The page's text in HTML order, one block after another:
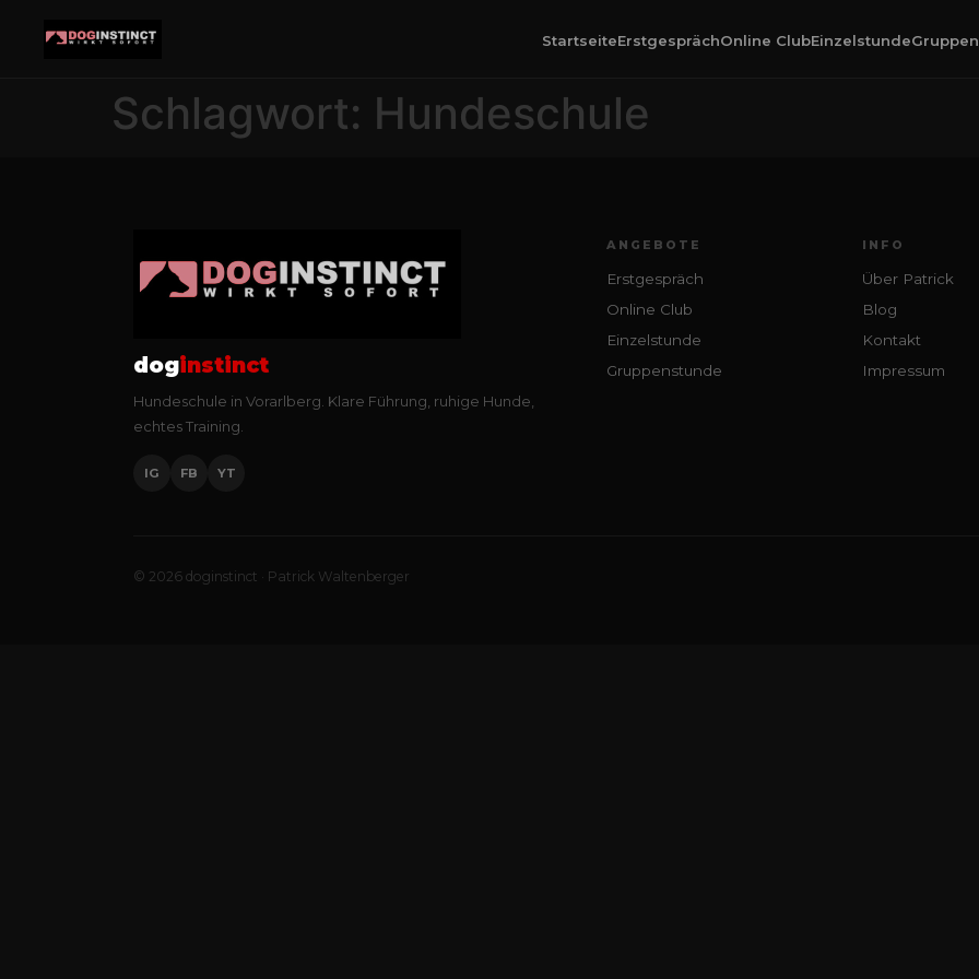
StartseiteErstgesprächOnline ClubEinzelstunde
Schlagwort: Hundeschule
doginstinct
Hundeschule in Vorarlberg. Klare Führung, ruhige Hunde,
echtes Training.
IG FB YT
ANGEBOTE
Erstgespräch
Online Club
Einzelstunde
Gruppenstunde
INFO
Über Patrick
Blog
Kontakt
Impressum
© 2026 doginstinct · Patrick Waltenberger